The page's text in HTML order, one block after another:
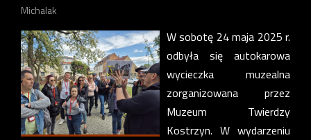
Michalak
W sobotę 24 maja 2025 r.
odbyła się autokarowa
wycieczka muzealna
zorganizowana przez
Muzeum Twierdzy
Kostrzyn. W wydarzeniu